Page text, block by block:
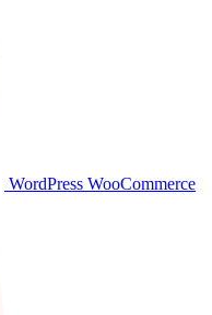
WordPress WooCommerce